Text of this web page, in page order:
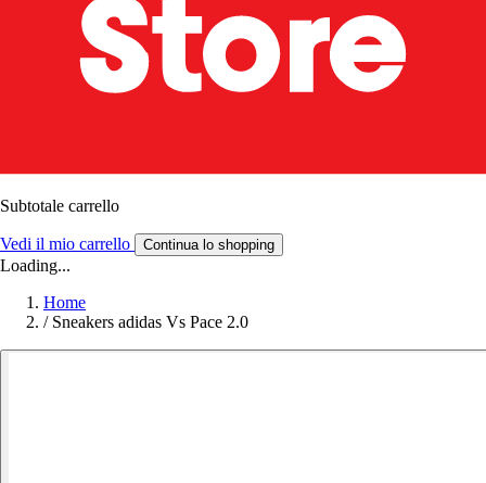
Subtotale carrello
Vedi il mio carrello Continua lo shopping
Loading...
Home
/ Sneakers adidas Vs Pace 2.0